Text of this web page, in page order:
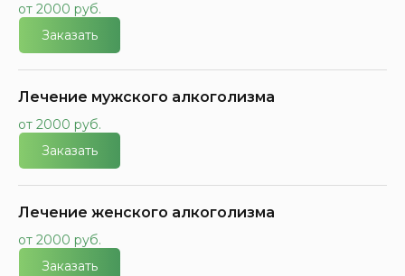
от 2000 руб.
Заказать
Лечение мужского алкоголизма
от 2000 руб.
Заказать
Лечение женского алкоголизма
от 2000 руб.
Заказать